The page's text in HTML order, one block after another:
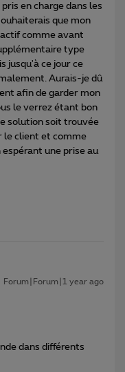
en charge dans les
que mon
comme avant
type
jusqu'à ce jour ce
Aurais-je dû
afin de garder mon
le verrez étant bon
solution soit trouvée
le client et comme
une prise au
Forum|Forum|1 year ago
dans différents